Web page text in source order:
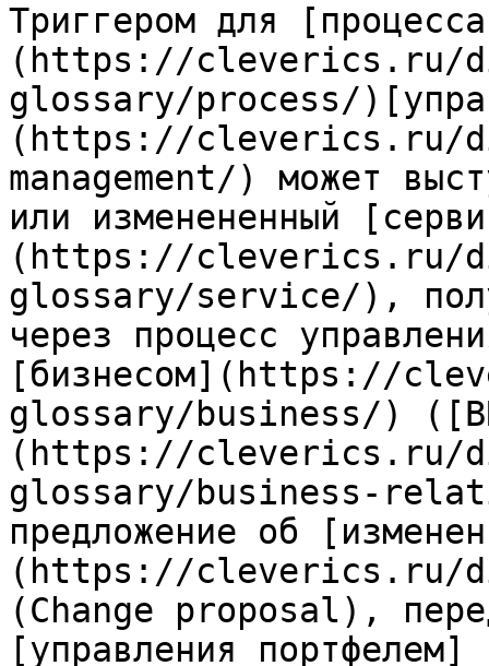
Триггером для
(https://cleverics.ru/
glossary/process/
(https://cleverics.ru/
management/) может
или изменененный
(https://cleverics.ru/
glossary/service/),
через процесс
[бизнесом](https://
glossary/business/)
(https://cleverics.ru/
glossary/business-
предложение об
(https://cleverics.ru/
(Change proposal),
[управления портфелем]